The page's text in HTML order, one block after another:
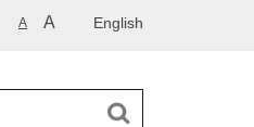
English
A A